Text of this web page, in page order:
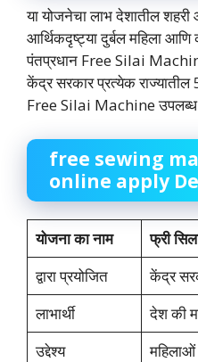
या योजनेचा लाभ देशातील शहरी
आर्थिकदृष्ट्या दुर्बल महिला
पंतप्रधान Free Silai
केंद्र सरकार प्रत्येक
Free Silai Machine
free sewing
online apply
योजना का नाम
फ्री
द्वारा प्रयोजित
केंद्र
लाभार्थी
देश की
उद्देश्य
महिलाओं